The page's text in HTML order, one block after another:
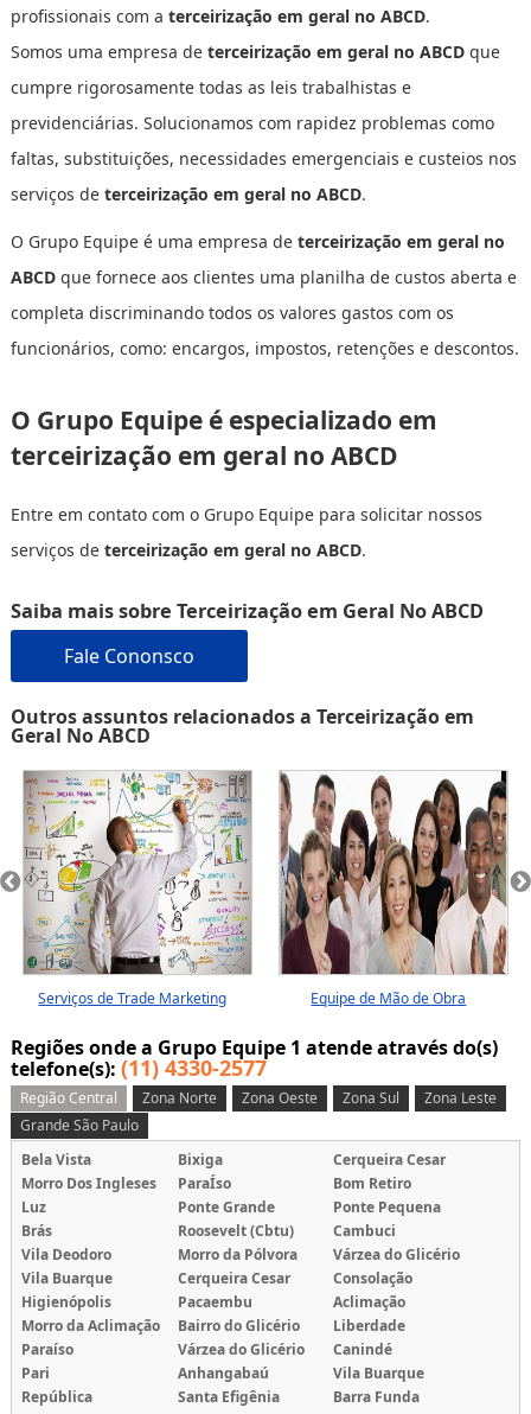
profissionais com a terceirização em geral no ABCD.
Somos uma empresa de terceirização em geral no ABCDque
cumpre rigorosamente todas as leis trabalhistas e
previdenciárias. Solucionamos com rapidez problemas como
faltas, substituições, necessidades emergenciais e custeios nos
serviços de terceirização em geral no ABCD.
O Grupo Equipe é uma empresa de terceirização em geral no
ABCDque fornece aos clientes uma planilha de custos aberta e
completa discriminando todos os valores gastos com os
funcionários, como: encargos, impostos, retenções e descontos.
O Grupo Equipe é especializado em
terceirização em geral no ABCD
Entre em contato com o Grupo Equipe para solicitar nossos
serviços de terceirização em geral no ABCD.
Saiba mais sobre Terceirização em Geral No ABCD
Fale Cononsco
Outros assuntos relacionados a Terceirização em
Geral No ABCD
Serviços de Trade Marketing
Equipe de Mão de Obra
Regiões onde a Grupo Equipe 1 atende através do(s)
telefone(s): (11) 4330-2577
Região Central Zona Norte Zona Oeste Zona Sul
Zona Leste
Grande São Paulo
Bela Vista
Bixiga
Cerqueira Cesar
Morro Dos Ingleses
ParaÍso
Bom Retiro
Luz
Ponte Grande
Ponte Pequena
Brás
Roosevelt (Cbtu)
Cambuci
Vila Deodoro
Morro da Pólvora
Várzea do Glicério
Vila Buarque
Cerqueira Cesar
Consolação
Higienópolis
Pacaembu
Aclimação
Morro da Aclimação
Bairro do Glicério
Liberdade
Paraíso
Várzea do Glicério
Canindé
Pari
Anhangabaú
Vila Buarque
República
Santa Efigênia
Barra Funda